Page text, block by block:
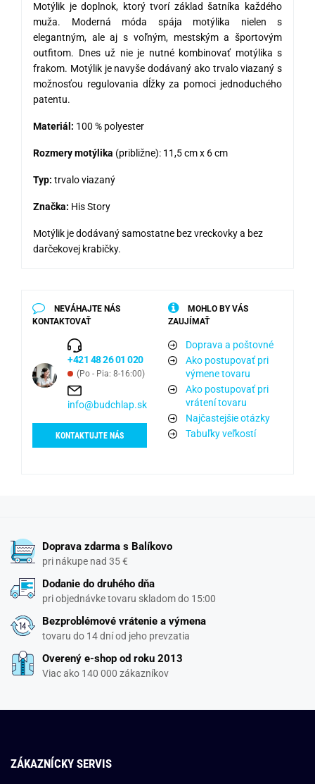
Motýlik je doplnok, ktorý tvorí základ šatníka každého
muža. Moderná móda spája motýlika nielen s
elegantným, ale aj s voľným, mestským a športovým
outfitom. Dnes už nie je nutné kombinovať motýlika s
frakom. Motýlik je navyše dodávaný ako trvalo viazaný s
možnosťou regulovania dĺžky za pomoci jednoduchého
patentu.
Materiál: 100 % polyester
Rozmery motýlika (približne): 11,5 cm x 6 cm
Typ: trvalo viazaný
Značka: His Story
Motýlik je dodávaný samostatne bez vreckovky a bez
darčekovej krabičky.
NEVÁHAJTE NÁS
KONTAKTOVAŤ
+421 48 26 01 020
(Po - Pia: 8-16:00)
info@budchlap.sk
KONTAKTUJTE NÁS
MOHLO BY VÁS
ZAUJÍMAŤ
Doprava a poštovné
Ako postupovať pri
výmene tovaru
Ako postupovať pri
vrátení tovaru
Najčastejšie otázky
Tabuľky veľkostí
Doprava zdarma s Balíkovo
pri nákupe nad 35 €
Dodanie do druhého dňa
pri objednávke tovaru skladom do 15:00
Bezproblémové vrátenie a výmena
tovaru do 14 dní od jeho prevzatia
Overený e-shop od roku 2013
Viac ako 140 000 zákazníkov
ZÁKAZNÍCKY SERVIS